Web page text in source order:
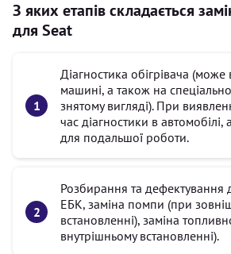
З яких етапів складається
для Seat
Діагностика обігрівача
машині, а також на
знятому вигляді). При
час діагностики в автомобілі,
для подальшої роботи.
Розбирання та дефектування
ЕБК, заміна помпи (при
встановленні), заміна
внутрішньому встановленні).